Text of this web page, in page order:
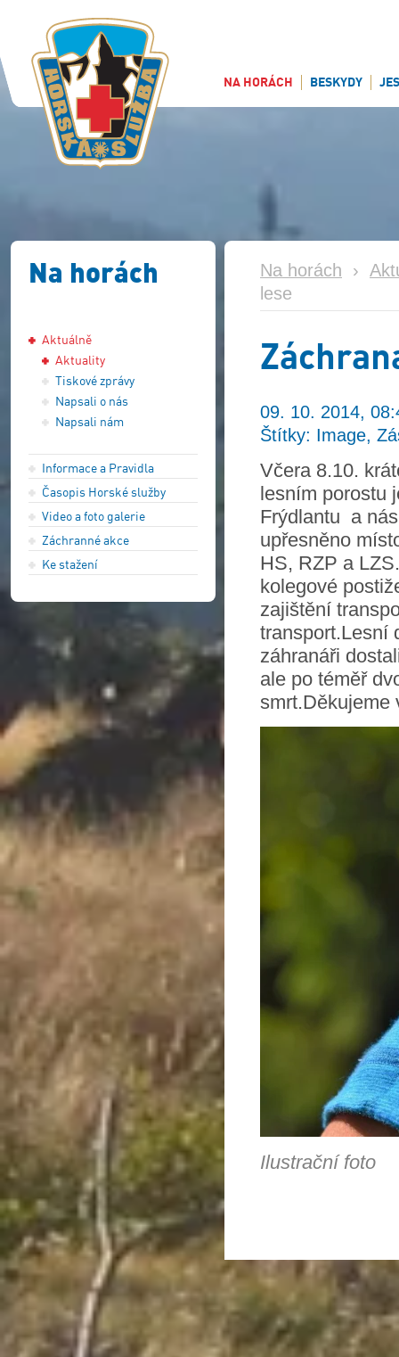
NA HORÁCH BESKYDY
Na horách
Aktuálně
Aktuality
Tiskové zprávy
Napsali o nás
Napsali nám
Informace a Pravidla
Časopis Horské služby
Video a foto galerie
Záchranné akce
Ke stažení
Na horách ›
lese
09. 10. 2014,
Štítky: Image,
Včera 8.10.
lesním porostu
Frýdlantu a
upřesněno
HS, RZP a
kolegové
zajištění
transport.Lesní
záhranáři
ale po téměř
Ilustrační foto